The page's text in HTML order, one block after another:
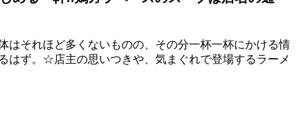
はそれほど多くないものの、その分一杯一杯にかける情
はず。☆店主の思いつきや、気まぐれで登場するラーメ